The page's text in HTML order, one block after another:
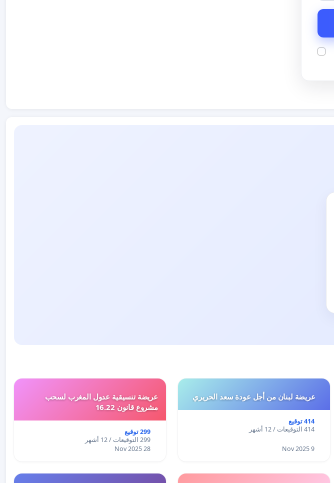
عريضة لبنان من أجل عودة سعد الحريري
414 توقيع
414 التوقيعات / 12 أشهر
9 Nov 2025
عريضة تنسيقية عدول المغرب لسحب
مشروع قانون 16.22
299 توقيع
299 التوقيعات / 12 أشهر
28 Nov 2025